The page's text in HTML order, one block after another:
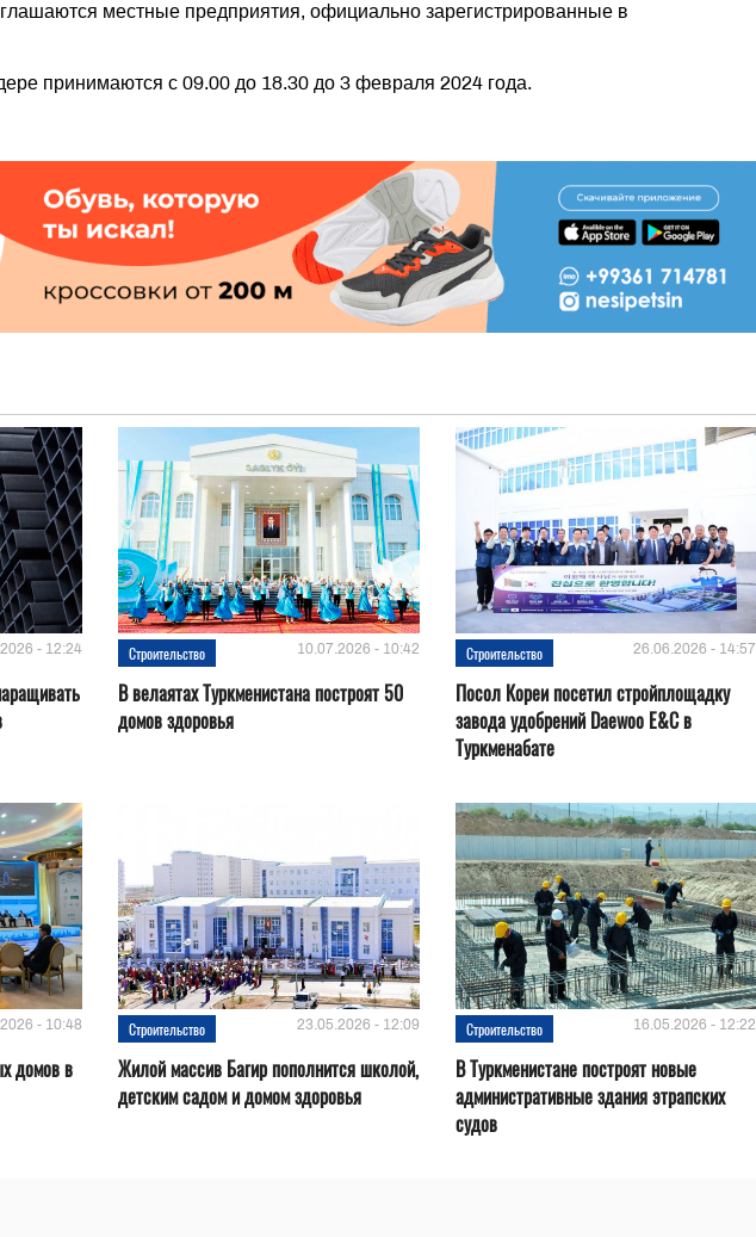
местные предприятия, официально зарегистрированные в
принимаются с 09.00 до 18.30 до 3 февраля 2024 года.
- 12:24 Строительство 10.07.2026 - 10:42
В велаятах Туркменистана построят 50
домов здоровья
Строительство 26.06.2026 - 14:57
Посол Кореи посетил стройплощадку
завода удобрений Daewoo E&C в
Туркменабате
- 10:48
домов в
Строительство 23.05.2026 - 12:09
Жилой массив Багир пополнится школой,
детским садом и домом здоровья
Строительство 16.05.2026 - 12:22
В Туркменистане построят новые
административные здания этрапских
судов